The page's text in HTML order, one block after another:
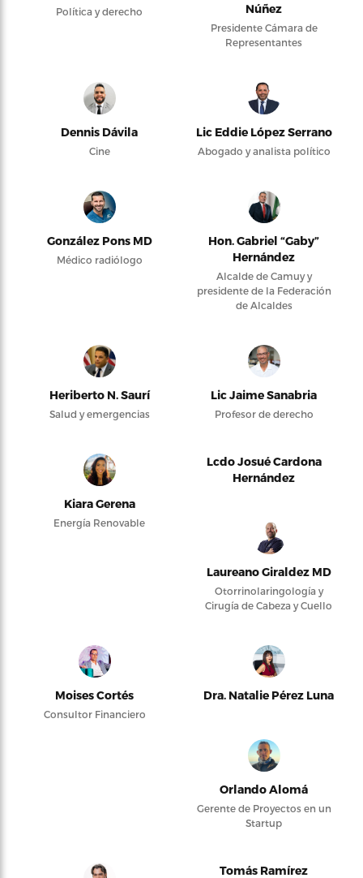
Política y derecho
Núñez
Presidente Cámara de
Representantes
Dennis Dávila
Cine
Lic Eddie López Serrano
Abogado y analista político
González Pons MD
Médico radiólogo
Hon. Gabriel “Gaby”
Hernández
Alcalde de Camuy y
presidente de la Federación
de Alcaldes
Heriberto N. Saurí
Salud y emergencias
Lic Jaime Sanabria
Profesor de derecho
Kiara Gerena
Energía Renovable
Lcdo Josué Cardona
Hernández
Laureano Giraldez MD
Otorrinolaringología y
Cirugía de Cabeza y Cuello
Moises Cortés
Consultor Financiero
Dra. Natalie Pérez Luna
Orlando Alomá
Gerente de Proyectos en un
Startup
Tomás Ramírez